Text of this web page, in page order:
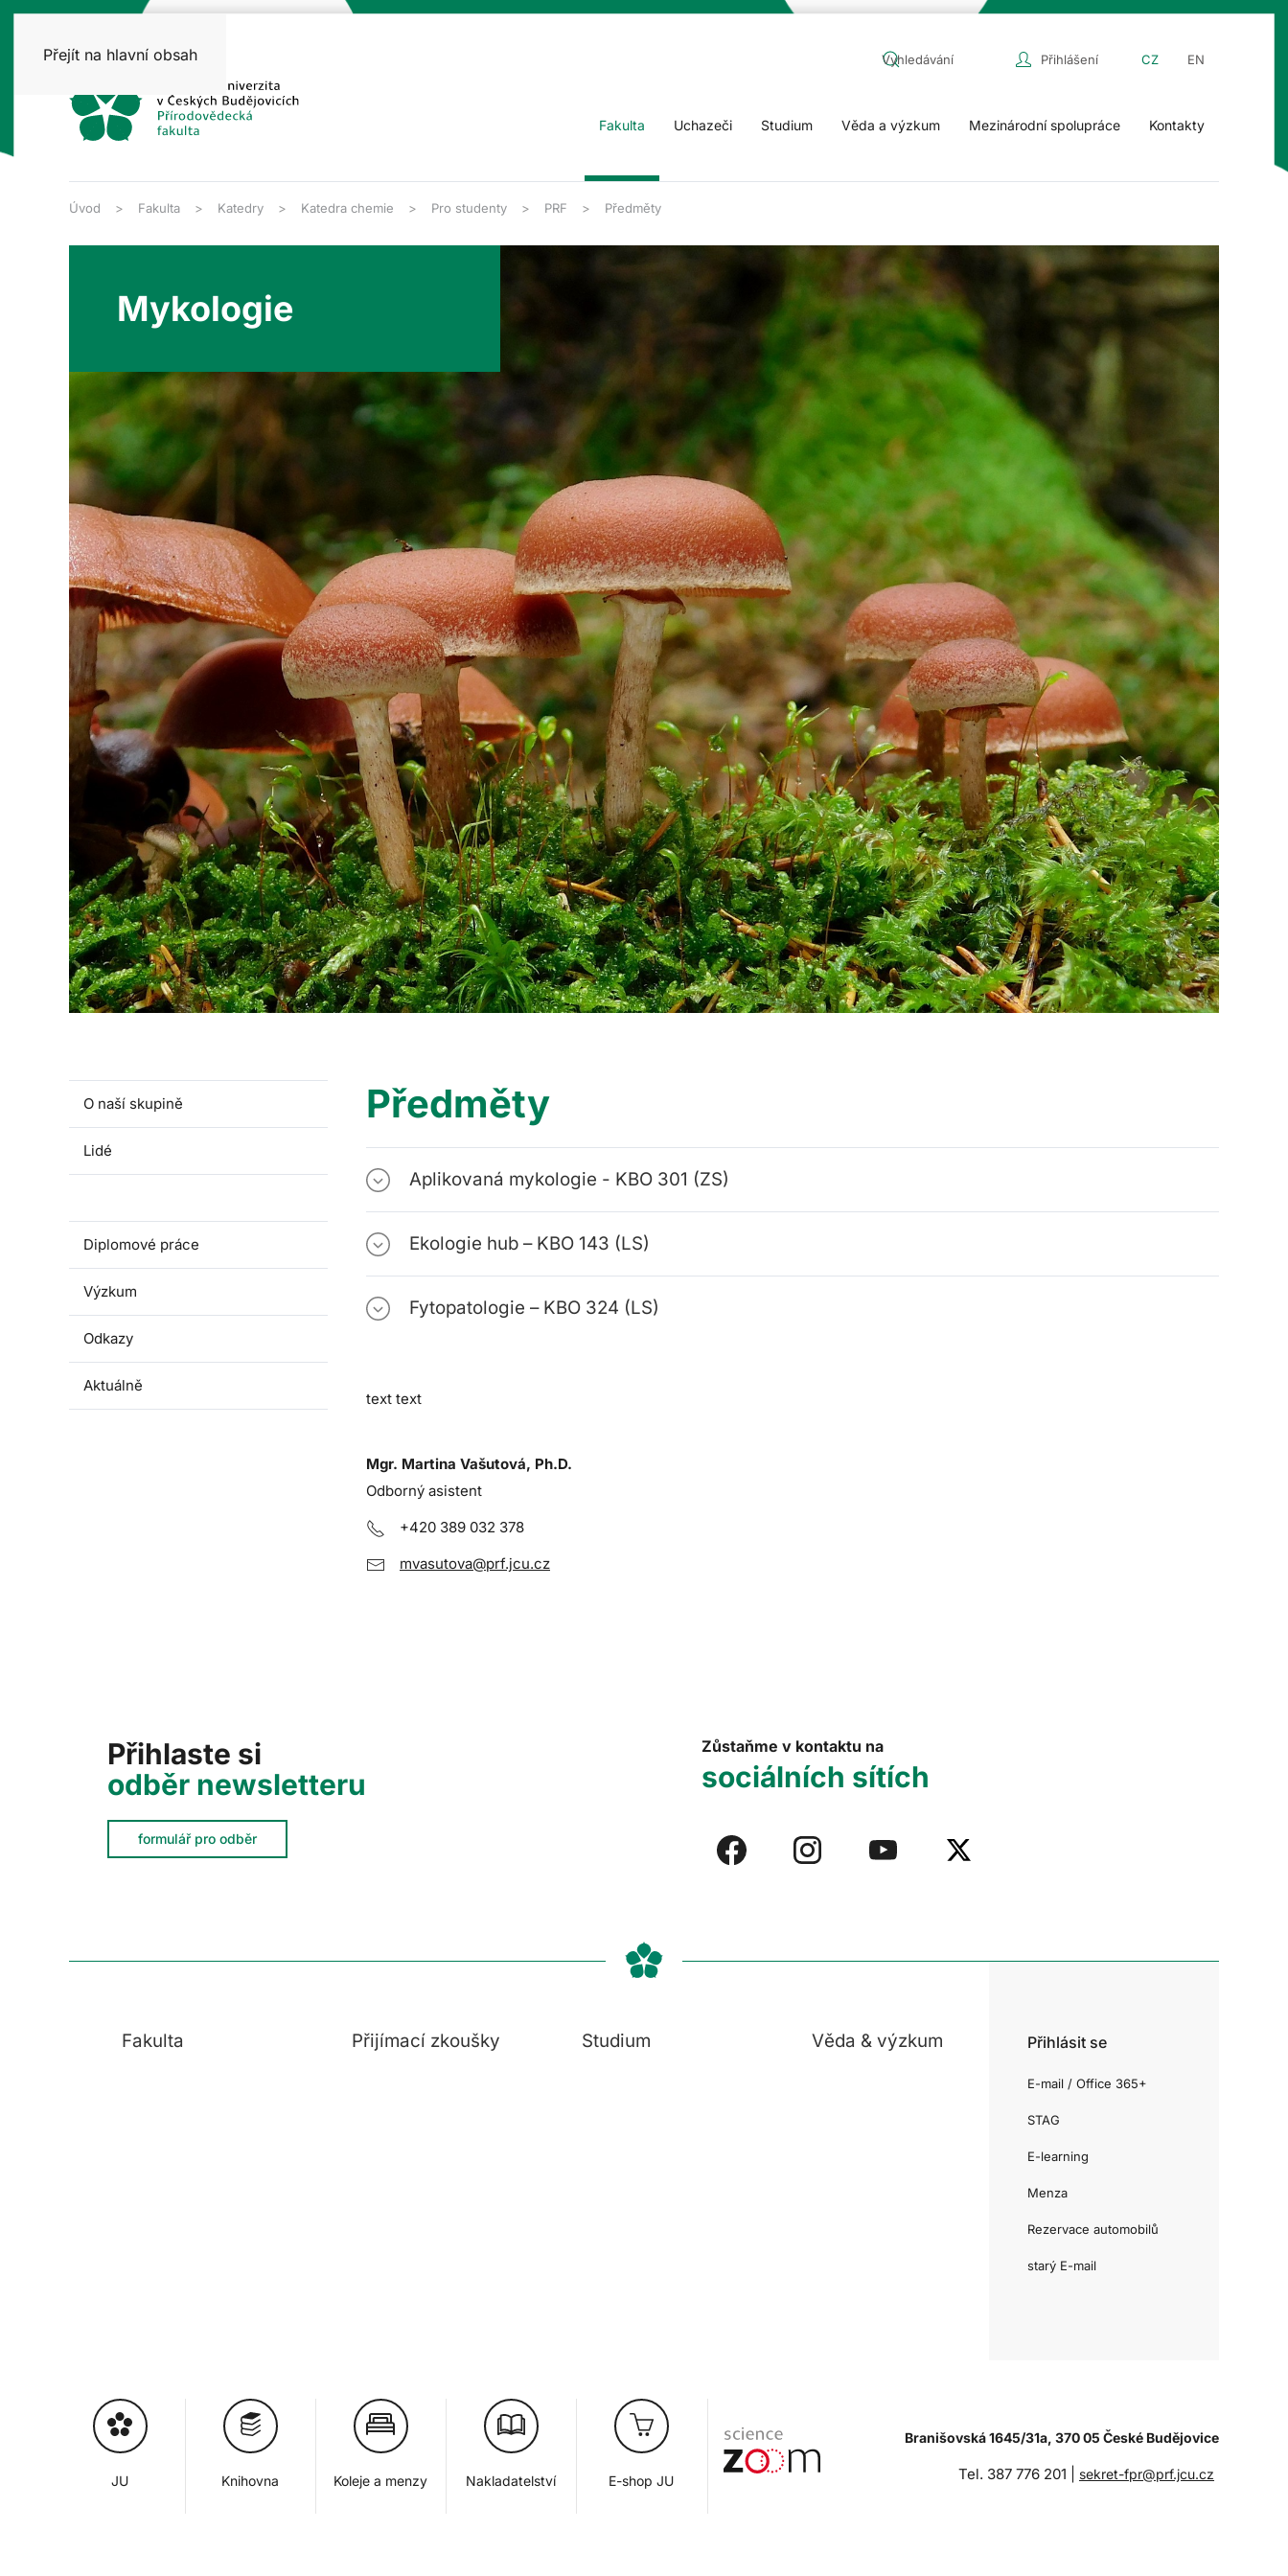
Přejít na hlavní obsah Přihlášení CZ EN
Fakulta Uchazeči Studium Věda a výzkum Mezinárodní spolupráce Kontakty
Úvod Fakulta Katedry Katedra chemie Pro studenty PRF Předměty
Mykologie
O naší skupině
Lidé
Diplomové práce
Výzkum
Odkazy
Aktuálně
Předměty
Aplikovaná mykologie - KBO 301 (ZS)
Ekologie hub – KBO 143 (LS)
Fytopatologie – KBO 324 (LS)
text text
Mgr. Martina Vašutová, Ph.D.
Odborný asistent
+420 389 032 378
mvasutova@prf.jcu.cz
Přihlaste si
odběr newsletteru
formulář pro odběr
Zůstaňme v kontaktu na
sociálních sítích
Fakulta Přijímací zkoušky Studium Věda & výzkum Přihlásit se
E-mail / Office 365+
STAG
E-learning
Menza
Rezervace automobilů
starý E-mail
JU Knihovna Koleje a menzy Nakladatelství E-shop JU
Branišovská 1645/31a, 370 05 České Budějovice
Tel. 387 776 201 | sekret-fpr@prf.jcu.cz